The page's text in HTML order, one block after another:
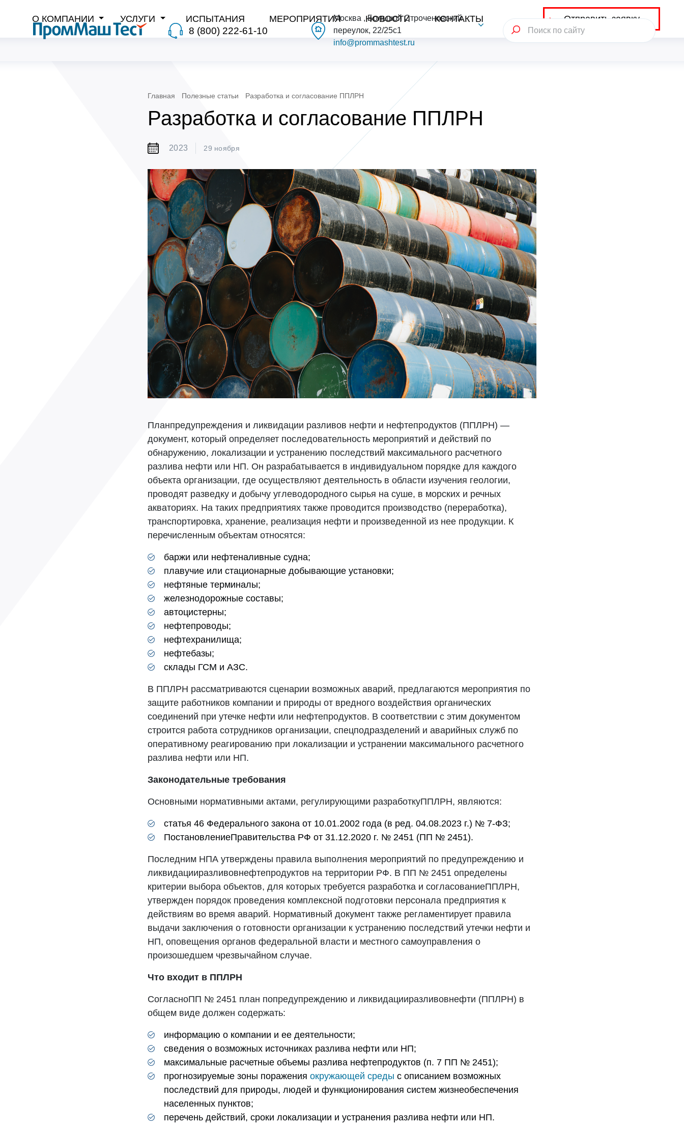
8 (800) 222-61-10
Москва , Большой Строченовский
переулок, 22/25с1
info@prommashtest.ru
О КОМПАНИИ УСЛУГИ ИСПЫТАНИЯ МЕРОПРИЯТИЯ НОВОСТИ КОНТАКТЫ Отправить заявку
Главная Полезные статьи Разработка и согласование ППЛРН
Разработка и согласование ППЛРН
2023 29 ноября
Планпредупреждения и ликвидации разливов нефти и нефтепродуктов (ППЛРН) —
документ, который определяет последовательность мероприятий и действий по
обнаружению, локализации и устранению последствий максимального расчетного
разлива нефти или НП. Он разрабатывается в индивидуальном порядке для каждого
объекта организации, где осуществляют деятельность в области изучения геологии,
проводят разведку и добычу углеводородного сырья на суше, в морских и речных
акваториях. На таких предприятиях также проводится производство (переработка),
транспортировка, хранение, реализация нефти и произведенной из нее продукции. К
перечисленным объектам относятся:
баржи или нефтеналивные судна;
плавучие или стационарные добывающие установки;
нефтяные терминалы;
железнодорожные составы;
автоцистерны;
нефтепроводы;
нефтехранилища;
нефтебазы;
склады ГСМ и АЗС.
В ППЛРН рассматриваются сценарии возможных аварий, предлагаются мероприятия по
защите работников компании и природы от вредного воздействия органических
соединений при утечке нефти или нефтепродуктов. В соответствии с этим документом
строится работа сотрудников организации, спецподразделений и аварийных служб по
оперативному реагированию при локализации и устранении максимального расчетного
разлива нефти или НП.
Законодательные требования
Основными нормативными актами, регулирующими разработкуППЛРН, являются:
статья 46 Федерального закона от 10.01.2002 года (в ред. 04.08.2023 г.) № 7-ФЗ;
ПостановлениеПравительства РФ от 31.12.2020 г. № 2451 (ПП № 2451).
Последним НПА утверждены правила выполнения мероприятий по предупреждению и
ликвидацииразливовнефтепродуктов на территории РФ. В ПП № 2451 определены
критерии выбора объектов, для которых требуется разработка и согласованиеППЛРН,
утвержден порядок проведения комплексной подготовки персонала предприятия к
действиям во время аварий. Нормативный документ также регламентирует правила
выдачи заключения о готовности организации к устранению последствий утечки нефти и
НП, оповещения органов федеральной власти и местного самоуправления о
произошедшем чрезвычайном случае.
Что входит в ППЛРН
СогласноПП № 2451 план попредупреждению и ликвидацииразливовнефти (ППЛРН) в
общем виде должен содержать:
информацию о компании и ее деятельности;
сведения о возможных источниках разлива нефти или НП;
максимальные расчетные объемы разлива нефтепродуктов (п. 7 ПП № 2451);
прогнозируемые зоны поражения окружающей среды с описанием возможных
последствий для природы, людей и функционирования систем жизнеобеспечения
населенных пунктов;
перечень действий, сроки локализации и устранения разлива нефти или НП.